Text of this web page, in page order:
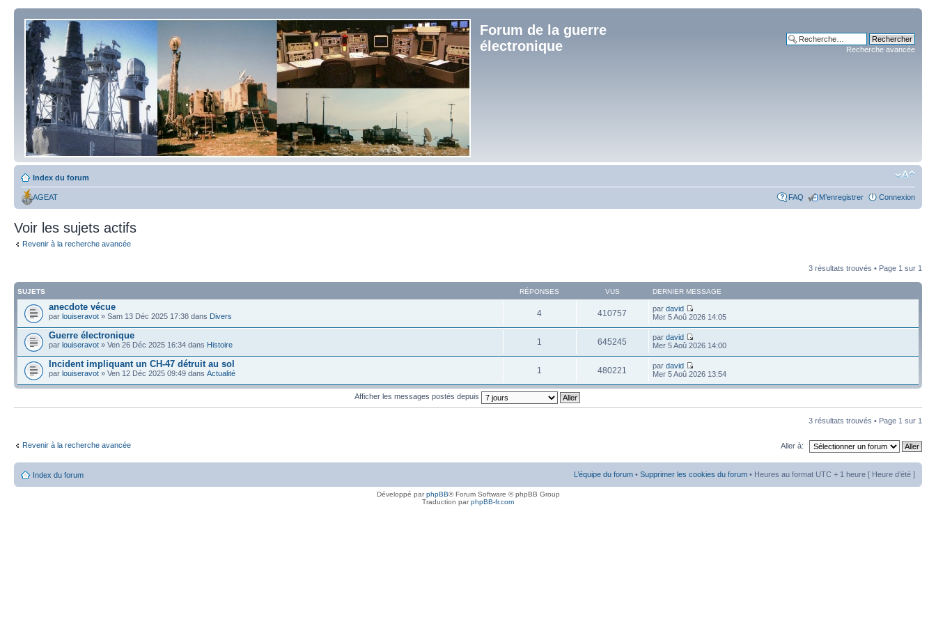
Forum de la guerre
électronique
Recherche avancée
Index du forum
AGEAT FAQ M’enregistrer Connexion
Voir les sujets actifs
Revenir à la recherche avancée
3 résultats trouvés • Page 1 sur 1
SUJETS RÉPONSES VUS DERNIER MESSAGE
anecdote vécue
par louiseravot » Sam 13 Déc 2025 17:38 dans Divers 4 410757 pardavid
Mer 5 Aoû 2026 14:05
Guerre électronique
par louiseravot » Ven 26 Déc 2025 16:34 dans Histoire 1 645245 pardavid
Mer 5 Aoû 2026 14:00
Incident impliquant un CH-47 détruit au sol
par louiseravot » Ven 12 Déc 2025 09:49 dans Actualité 1 480221 pardavid
Mer 5 Aoû 2026 13:54
Afficher les messages postés depuis
3 résultats trouvés • Page 1 sur 1
Revenir à la recherche avancée Aller à:
Index du forum L’équipe du forum • Supprimer les cookies du forum • Heures au format UTC + 1 heure [ Heure d’été ]
Développé parphpBB® Forum Software © phpBB Group
Traduction parphpBB-fr.com